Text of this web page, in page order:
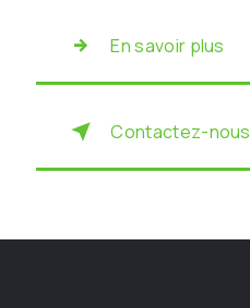
En savoir plus
Contactez-nous